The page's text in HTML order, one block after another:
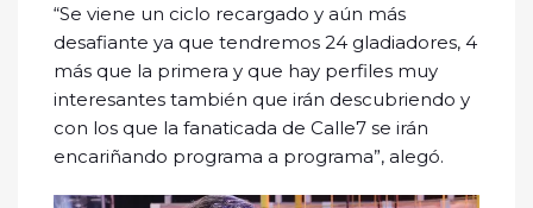
“Se viene un ciclo recargado y aún más
desafiante ya que tendremos 24 gladiadores, 4
más que la primera y que hay perfiles muy
interesantes también que irán descubriendo y
con los que la fanaticada de Calle7 se irán
encariñando programa a programa”, alegó.